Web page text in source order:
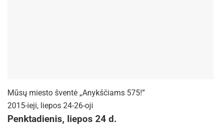
Mūsų miesto šventė „Anykščiams 575!”
2015-ieji, liepos 24-26-oji
Penktadienis, liepos 24 d.